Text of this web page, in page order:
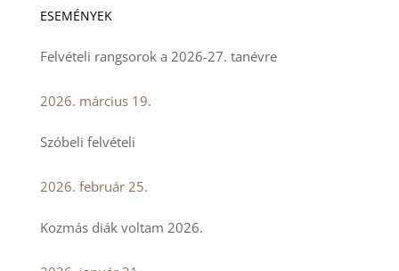
ESEMÉNYEK
Felvételi rangsorok a 2026-27. tanévre
2026. március 19.
Szóbeli felvételi
2026. február 25.
Kozmás diák voltam 2026.